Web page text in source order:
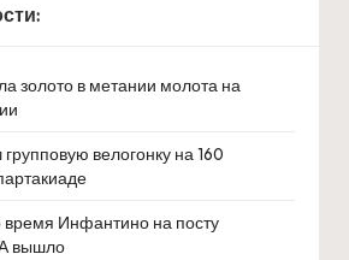
золото в метании молота на
велогонку на 160
время Инфантино на посту
вышло